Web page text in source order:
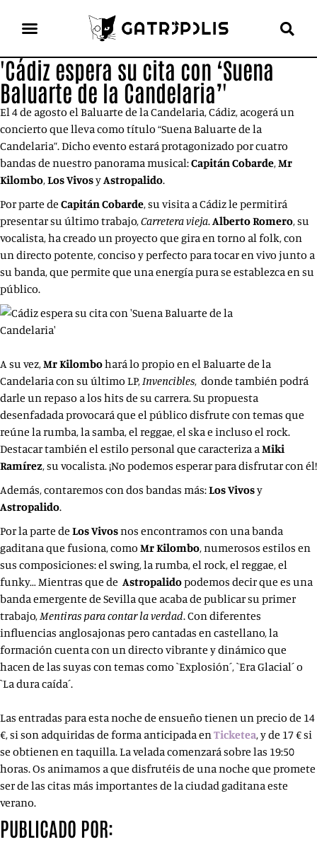
'Cádiz espera su cita con ‘Suena
Baluarte de la Candelaria’'
El 4 de agosto el Baluarte de la Candelaria, Cádiz, acogerá un
concierto que lleva como título “Suena Baluarte de la
Candelaria”. Dicho evento estará protagonizado por cuatro
bandas de nuestro panorama musical:Capitán Cobarde,Mr
Kilombo,Los VivosyAstropalido.
Por parte de Capitán Cobarde, su visita a Cádiz le permitirá
presentar su último trabajo,Carretera vieja.Alberto Romero, su
vocalista, ha creado un proyecto que gira en torno al folk, con
un directo potente, conciso y perfecto para tocar en vivo junto a
su banda, que permite que una energía pura se establezca en su
público.
A su vez,Mr Kilombohará lo propio en el Baluarte de la
Candelaria con su último LP,Invencibles, donde también podrá
darle un repaso a los hits de su carrera. Su propuesta
desenfadada provocará que el público disfrute con temas que
reúne la rumba, la samba, el reggae, el ska e incluso el rock.
Destacar también el estilo personal que caracteriza aMiki
Ramírez, su vocalista. ¡No podemos esperar para disfrutar con él!
Además, contaremos con dos bandas más:Los Vivosy
Astropalido.
Por la parte de Los Vivosnos encontramos con una banda
gaditana que fusiona, como Mr Kilombo, numerosos estilos en
sus composiciones: el swing, la rumba, el rock, el reggae, el
funky… Mientras que deAstropalidopodemos decir que es una
banda emergente de Sevilla que acaba de publicar su primer
trabajo,Mentiras para contar la verdad. Con diferentes
influencias anglosajonas pero cantadas en castellano, la
formación cuenta con un directo vibrante y dinámico que
hacen de las suyas con temas como `Explosión´, `Era Glacial´ o
`La dura caída´.
Las entradas para esta noche de ensueño tienen un precio de 14
€, si son adquiridas de forma anticipada enTicketea, y de 17 € si
se obtienen en taquilla. La velada comenzará sobre las 19:50
horas. Os animamos a que disfrutéis de una noche que promete
ser de las citas más importantes de la ciudad gaditana este
verano.
PUBLICADO POR: